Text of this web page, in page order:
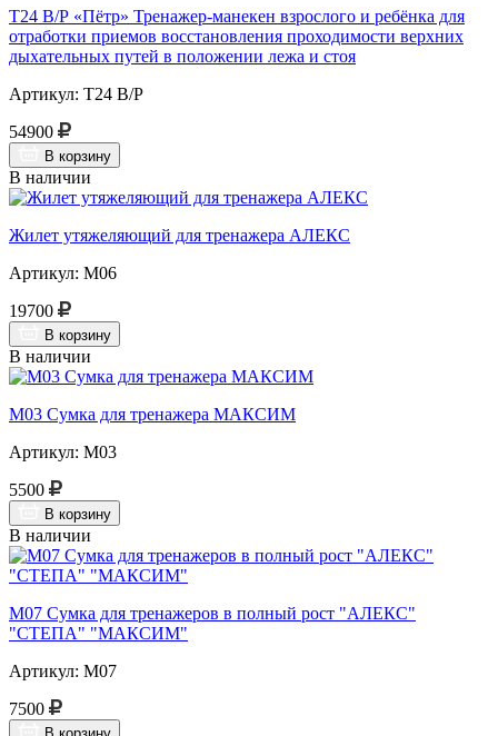
Т24 В/Р «Пётр» Тренажер-манекен взрослого и ребёнка для
отработки приемов восстановления проходимости верхних
дыхательных путей в положении лежа и стоя
Артикул: Т24 В/Р
54900
В корзину
В наличии
Жилет утяжеляющий для тренажера АЛЕКС
Артикул: М06
19700
В корзину
В наличии
М03 Сумка для тренажера МАКСИМ
Артикул: М03
5500
В корзину
В наличии
М07 Сумка для тренажеров в полный рост "АЛЕКС"
"СТЕПА" "МАКСИМ"
Артикул: М07
7500